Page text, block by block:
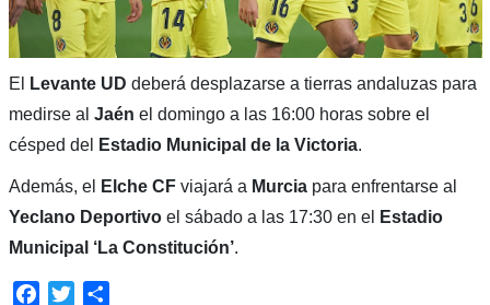
El Levante UD deberá desplazarse a tierras andaluzas para
medirse al Jaén el domingo a las 16:00 horas sobre el
césped del
Estadio Municipal de la Victoria.
Además, el Elche CFviajará a Murciapara enfrentarse al
Yeclano Deportivoel sábado a las 17:30 en el
Estadio
Municipal ‘La Constitución’.
Facebook
Twitter